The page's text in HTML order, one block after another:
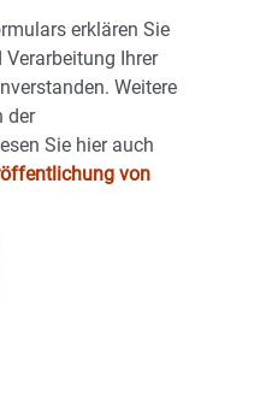
erklären Sie
Ihrer
Weitere
der
Sie hier auch
von